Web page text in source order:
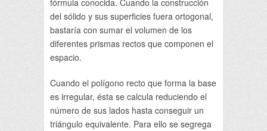
fórmula conocida. Cuando la construcción
del sólido y sus superficies fuera ortogonal,
bastaría con sumar el volumen de los
diferentes prismas rectos que componen el
espacio.
Cuando el polígono recto que forma la base
es irregular, ésta se calcula reduciendo el
número de sus lados hasta conseguir un
triángulo equivalente. Para ello se segrega